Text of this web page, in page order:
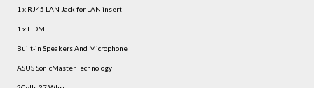
1 x RJ45 LAN Jack for LAN insert
1 x HDMI
Built-in Speakers And Microphone
ASUS SonicMaster Technology